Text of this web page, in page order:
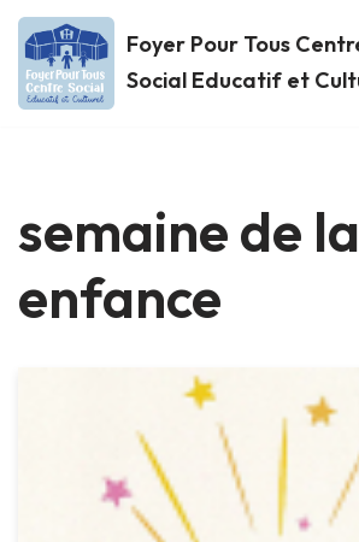
Aller
au
Foyer Pour Tous
Social Educatif et
semaine de
enfance